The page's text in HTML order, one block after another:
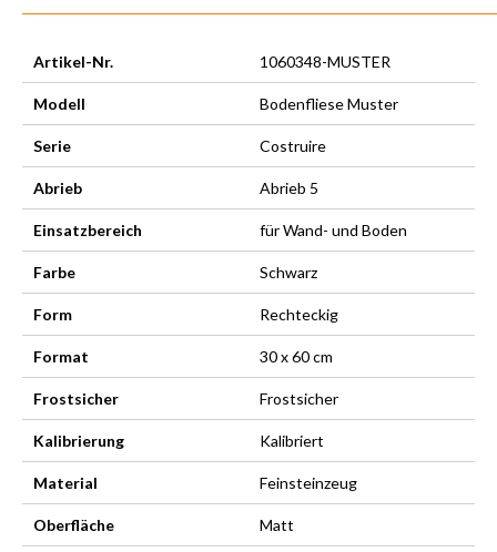
Artikel-Nr. 1060348-MUSTER
Modell Bodenfliese Muster
Serie Costruire
Abrieb Abrieb 5
Einsatzbereich für Wand- und Boden
Farbe Schwarz
Form Rechteckig
Format 30 x 60 cm
Frostsicher Frostsicher
Kalibrierung Kalibriert
Material Feinsteinzeug
Oberfläche Matt